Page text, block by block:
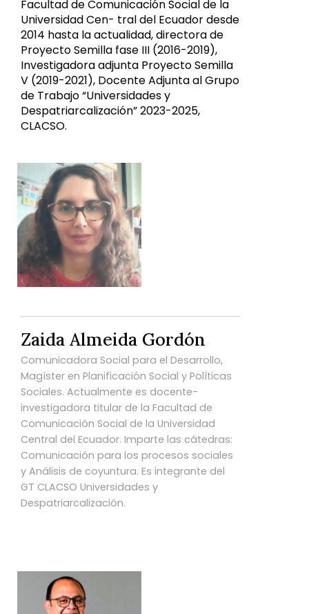
Facultad de Comunicación Social de la
Universidad Cen- tral del Ecuador desde
2014 hasta la actualidad, directora de
Proyecto Semilla fase III (2016-2019),
Investigadora adjunta Proyecto Semilla
V (2019-2021), Docente Adjunta al Grupo
de Trabajo “Universidades y
Despatriarcalización” 2023-2025,
CLACSO.
Zaida Almeida Gordón
Comunicadora Social para el Desarrollo,
Magíster en Planificación Social y Políticas
Sociales. Actualmente es docente-
investigadora titular de la Facultad de
Comunicación Social de la Universidad
Central del Ecuador. Imparte las cátedras:
Comunicación para los procesos sociales
y Análisis de coyuntura. Es integrante del
GT CLACSO Universidades y
Despatriarcalización.